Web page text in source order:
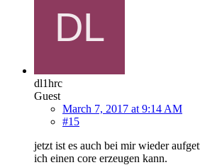
dl1hrc
Guest
March 7, 2017 at 9:14 AM
#15
jetzt ist es auch bei mir wieder
ich einen core erzeugen kann.